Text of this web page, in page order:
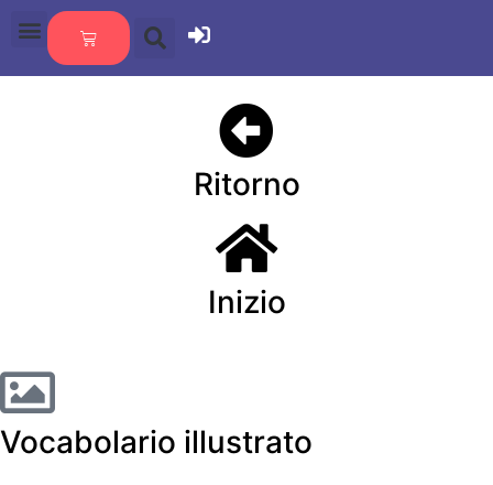
Ritorno
Inizio
Vocabolario illustrato